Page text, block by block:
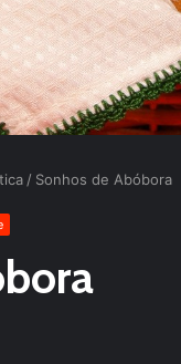
/ Sonhos de Abóbora